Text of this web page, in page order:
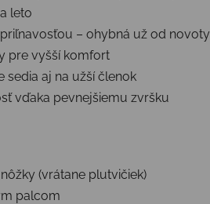
leto
– ohybná už od novoty
pre vyšší komfort
sedia aj na užší členok
vďaka pevnejšiemu zvršku
(vrátane plutvičiek)
palcom